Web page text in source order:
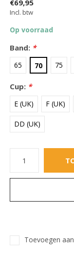
€69,95
Incl. btw
Op voorraad
Band: *
65 70 75
Cup: *
E (UK) F (UK)
DD (UK)
Toevoegen